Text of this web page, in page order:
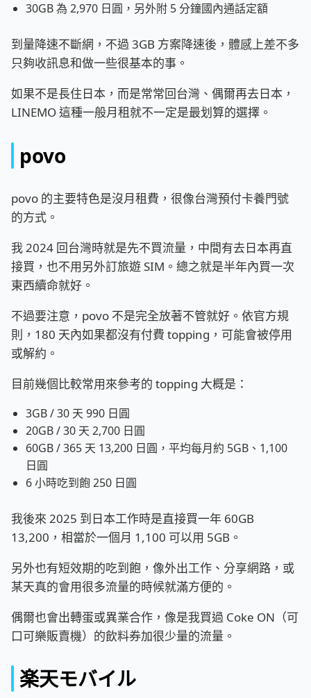
30GB 為 2,970 日圓，另外附 5 分鐘國內通話定額
到量降速不斷網，不過 3GB 方案降速後，體感上差不多
只夠收訊息和做一些很基本的事。
如果不是長住日本，而是常常回台灣、偶爾再去日本，
LINEMO 這種一般月租就不一定是最划算的選擇。
povo
povo 的主要特色是沒月租費，很像台灣預付卡養門號
的方式。
我 2024 回台灣時就是先不買流量，中間有去日本再直
接買，也不用另外訂旅遊 SIM。總之就是半年內買一次
東西續命就好。
不過要注意，povo 不是完全放著不管就好。依官方規
則，180 天內如果都沒有付費 topping，可能會被停用
或解約。
目前幾個比較常用來參考的 topping 大概是：
3GB / 30 天 990 日圓
20GB / 30 天 2,700 日圓
60GB / 365 天 13,200 日圓，平均每月約 5GB、1,100
日圓
6 小時吃到飽 250 日圓
我後來 2025 到日本工作時是直接買一年 60GB
13,200，相當於一個月 1,100 可以用 5GB。
另外也有短效期的吃到飽，像外出工作、分享網路，或
某天真的會用很多流量的時候就滿方便的。
偶爾也會出轉蛋或異業合作，像是我買過 Coke ON（可
口可樂販賣機）的飲料券加很少量的流量。
楽天モバイル